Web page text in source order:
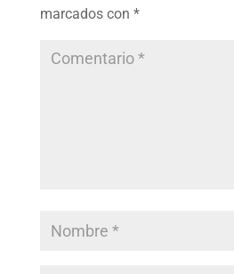
marcados con *